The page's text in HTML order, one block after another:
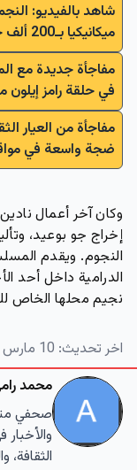
شاهد بالفيديو:
ميكانيكيا بـ200 ألف جنيه ببرنامجه مدفع رمضان!
مفاجأة جديدة مع
في حلقة رامز إيلون
مفاجأة من العيار
ضجة واسعة في
وكان آخر أعمال
ﺇﺧﺮاﺝ جو بوعيد،
النجوم. ويقدم
الدرامية داخل أحد
نجيم محلها الخاص
اخر تحديث: 10 مارس 2024 الساعة 12:05 مساءاً
محمد
صحفي
الثقافة،